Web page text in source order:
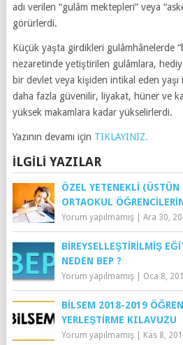
adı verilen “gulâm mektepleri” veya
görürlerdi.
Küçük yaşta girdikleri gulâmhânelerde
nezaretinde yetiştirilen gulâmlara,
bir devlet veya kişiden intikal eden
daha fazla güvenilir, liyakat, hüner ve
yüksek makamlara kadar yükselirlerdi.
Yazının devamı için TIKLAYINIZ.
İLGILI YAZILAR
ÖZEL YETENEKLİ
ORTAOKUL
Yorum yapılmamış| Ara 30,
BIREYSELLEŞTIRILMIŞ
NEDEN BEP ?
Yorum yapılmamış| Oca 8,
BILSEM 2018-2019
YERLEŞTİRME KILAVUZU
Yorum yapılmamış| Kas 8,